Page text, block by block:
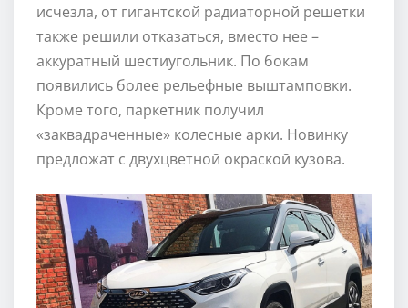
исчезла, от гигантской радиаторной решетки
также решили отказаться, вместо нее –
аккуратный шестиугольник. По бокам
появились более рельефные выштамповки.
Кроме того, паркетник получил
«заквадраченные» колесные арки. Новинку
предложат с двухцветной окраской кузова.